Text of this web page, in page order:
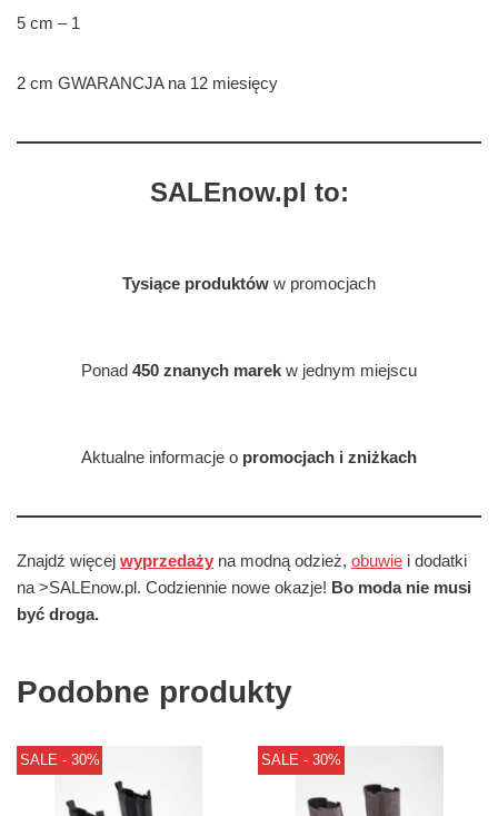
5 cm – 1
2 cm GWARANCJA na 12 miesięcy
SALEnow.pl to:
Tysiące produktów w promocjach
Ponad 450 znanych marek w jednym miejscu
Aktualne informacje o promocjach i zniżkach
Znajdź więcej wyprzedaży na modną odzież, obuwie i dodatki
na >SALEnow.pl. Codziennie nowe okazje! Bo moda nie musi
być droga.
Podobne produkty
SALE - 30% SALE - 30%